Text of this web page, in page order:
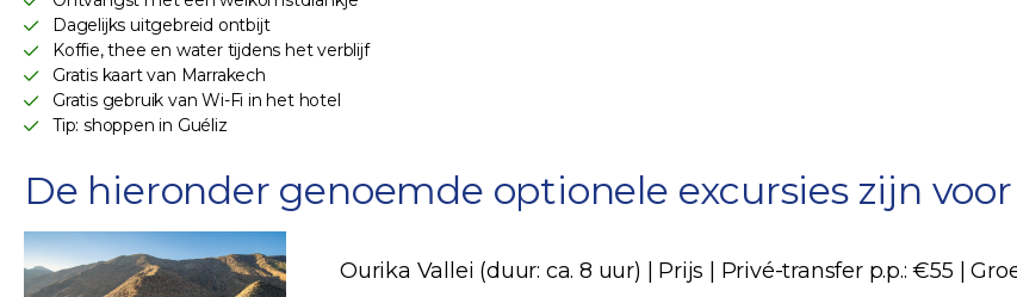
Dagelijks uitgebreid ontbijt
Koffie, thee en water tijdens het verblijf
Gratis kaart van Marrakech
Gratis gebruik van Wi-Fi in het hotel
Tip: shoppen in Guéliz
De hieronder genoemde optionele excursies zijn
Ourika Vallei (duur: ca. 8 uur) | Prijs | Privé-transfer p.p.: €55 |